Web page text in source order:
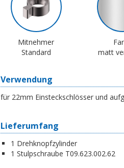
Mitnehmer
Standard
matt
Verwendung
für 22mm Einsteckschlösser und
Lieferumfang
1 Drehknopfzylinder
1 Stulpschraube T09.623.002.62